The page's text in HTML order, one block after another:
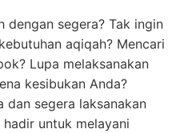
dengan segera? Tak ingin
aqiqah? Mencari
Lupa melaksanakan
kesibukan Anda?
dan segera laksanakan
untuk melayani